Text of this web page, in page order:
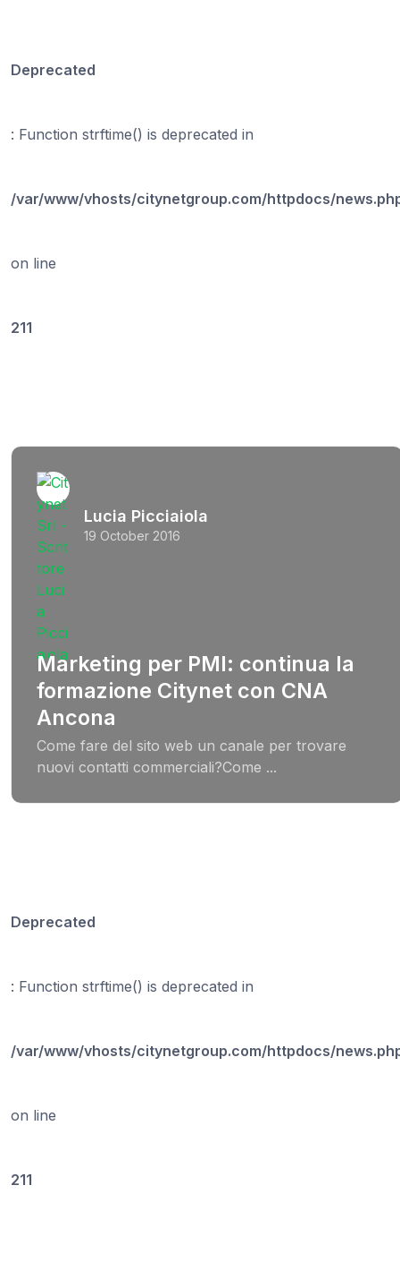
Deprecated
: Function strftime() is deprecated in
/var/www/vhosts/citynetgroup.com/httpdocs/
on line
211
Lucia Picciaiola
19 October 2016
Marketing per PMI: continua la
formazione Citynet con CNA
Ancona
Come fare del sito web un canale per trovare
nuovi contatti commerciali?Come ...
Deprecated
: Function strftime() is deprecated in
/var/www/vhosts/citynetgroup.com/httpdocs/
on line
211